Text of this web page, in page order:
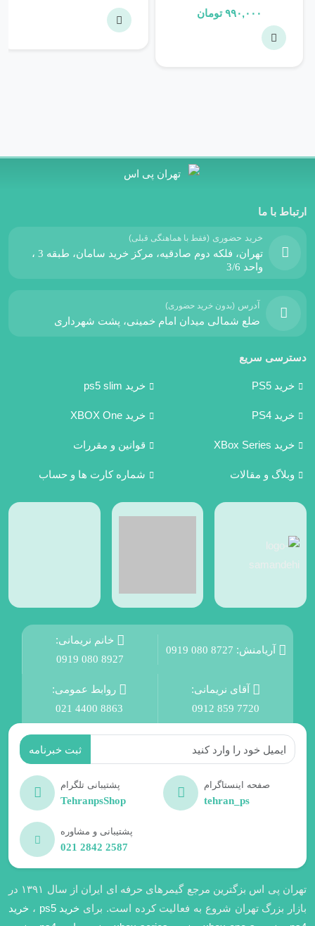
۹۹۰,۰۰۰ تومان
ارتباط با ما
خرید حضوری (فقط با هماهنگی قبلی)
تهران، فلکه دوم صادقیه، مرکز خرید سامان، طبقه 3 ،
واحد 3/6
آدرس (بدون خرید حضوری)
ضلع شمالی میدان امام خمینی، پشت شهرداری
دسترسی سریع
خرید PS5 خرید ps5 slim
خرید PS4 خرید XBOX One
خرید XBox Series قوانین و مقررات
وبلاگ و مقالات شماره کارت ها و حساب
آریامنش: 0919 080 8727
خانم نریمانی:
0919 080 8927
آقای نریمانی:
0912 859 7720
روابط عمومی:
021 4400 8863
صفحه اینستاگرام
tehran_ps
پشتیبانی تلگرام
TehranpsShop
پشتیبانی و مشاوره
021 2842 2587
تهران پی اس بزگترین مرجع گیمرهای حرفه ای ایران از سال ۱۳۹۱ در
بازار بزرگ تهران شروع به فعالیت کرده است. برای خرید ps5 ، خرید